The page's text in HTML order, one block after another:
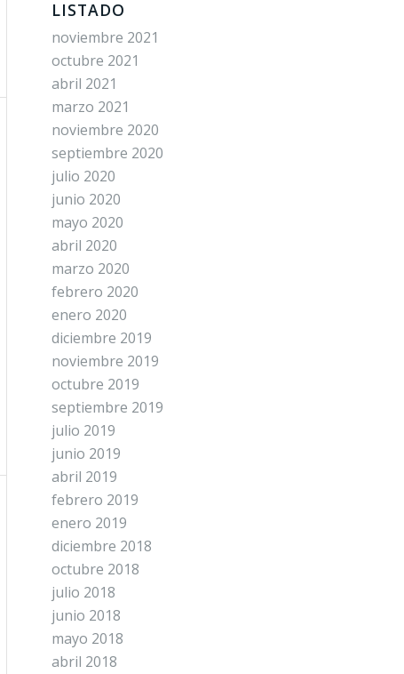
LISTADO
noviembre 2021
octubre 2021
abril 2021
marzo 2021
noviembre 2020
septiembre 2020
julio 2020
junio 2020
mayo 2020
abril 2020
marzo 2020
febrero 2020
enero 2020
diciembre 2019
noviembre 2019
octubre 2019
septiembre 2019
julio 2019
junio 2019
abril 2019
febrero 2019
enero 2019
diciembre 2018
octubre 2018
julio 2018
junio 2018
mayo 2018
abril 2018